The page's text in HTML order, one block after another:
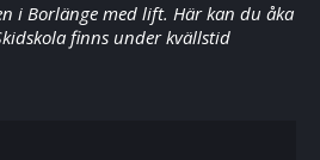
i Borlänge med lift. Här kan du åka
finns under kvällstid